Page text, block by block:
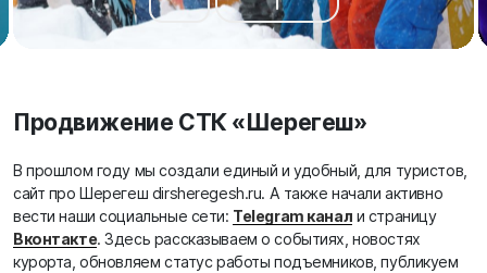
Продвижение СТК «Шерегеш»
В прошлом году мы создали единый и удобный, для туристов,
сайт про Шерегеш dirsheregesh.ru. А также начали активно
вести наши социальные сети: Telegram канал и страницу
Вконтакте. Здесь рассказываем о событиях, новостях
курорта, обновляем статус работы подъемников, публикуем